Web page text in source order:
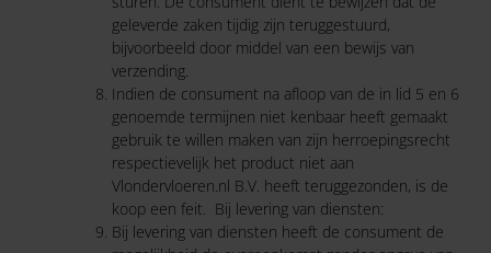
geleverde zaken tijdig zijn teruggestuurd,
bijvoorbeeld door middel van een bewijs van
verzending.
Indien de consument na afloop van de in lid 5 en 6
genoemde termijnen niet kenbaar heeft gemaakt
gebruik te willen maken van zijn herroepingsrecht
respectievelijk het product niet aan
Vlondervloeren.nl B.V. heeft teruggezonden, is de
koop een feit. Bij levering van diensten:
Bij levering van diensten heeft de consument de